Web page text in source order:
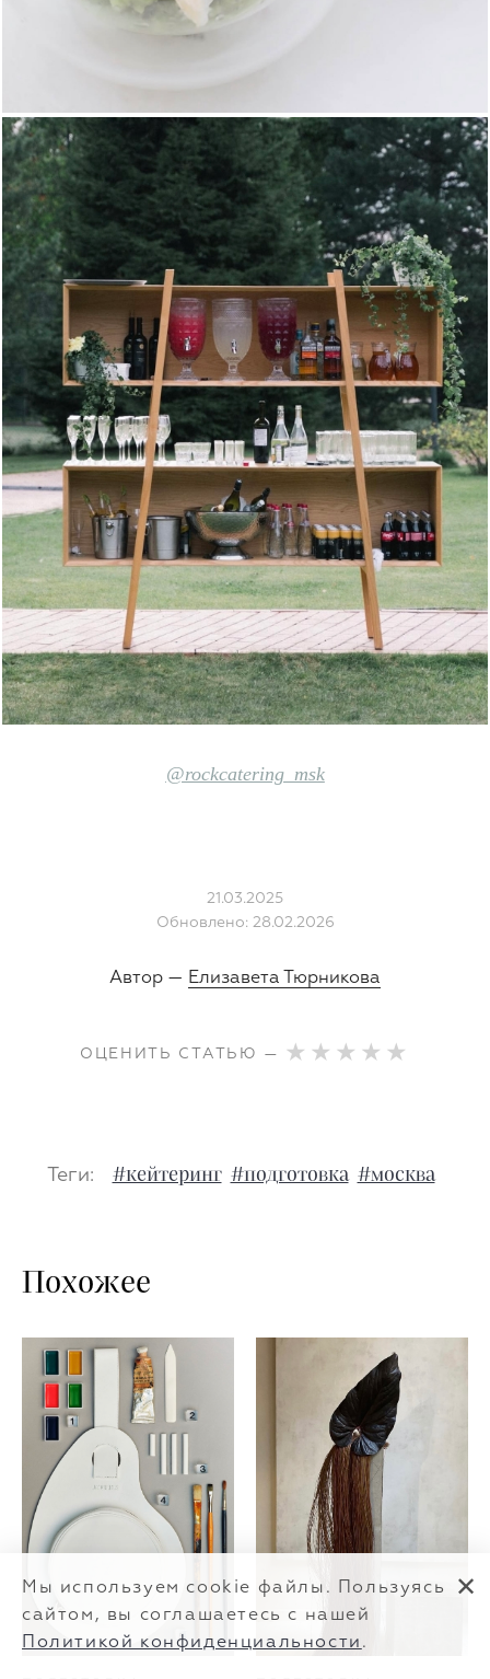
@rockcatering_msk
21.03.2025
Обновлено: 28.02.2026
Автор — Елизавета Тюрникова
ОЦЕНИТЬ СТАТЬЮ —
Теги: #кейтеринг #подготовка #москва
Похожее
Мы используем cookie файлы. Пользуясь
сайтом, вы соглашаетесь с нашей
Политикой конфиденциальности .
✕